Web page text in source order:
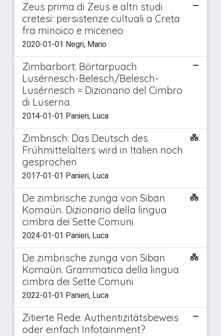
Zeus prima di Zeus e altri studi
cretesi: persistenze cultuali a Creta
fra minoico e miceneo
2020-01-01 Negri, Mario
Zimbarbort: Börtarpuach
Lusérnesch-Belesch/Belesch-
Lusérnesch = Dizionario del Cimbro
di Luserna
2014-01-01 Panieri, Luca
Zimbrisch: Das Deutsch des
Frühmittelalters wird in Italien noch
gesprochen
2017-01-01 Panieri, Luca
De zimbrische zunga von Siban
Komaün. Dizionario della lingua
cimbra dei Sette Comuni
2024-01-01 Panieri, Luca
De zimbrische zunga von Siban
Komaün. Grammatica della lingua
cimbra dei Sette Comuni
2022-01-01 Panieri, Luca
Zitierte Rede. Authentizitätsbeweis
oder einfach Infotainment?